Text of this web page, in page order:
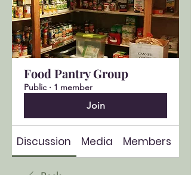
Food Pantry Group
Public · 1 member
Join
Discussion Media Members